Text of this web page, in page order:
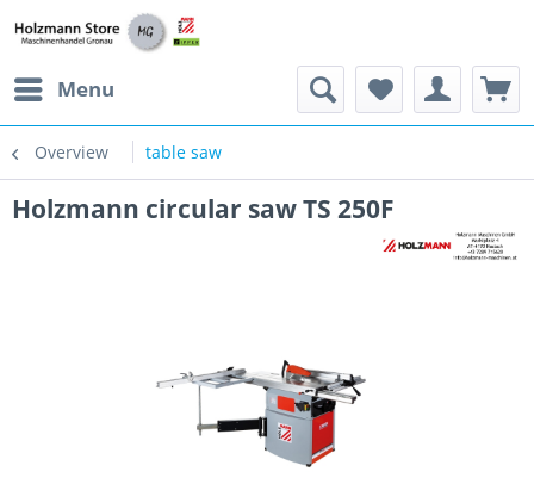
Menu
Overview table saw
Holzmann circular saw TS 250F